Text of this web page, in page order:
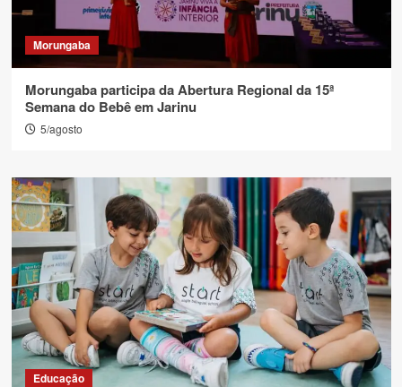
Morungaba
Morungaba participa da Abertura Regional da 15ª
Semana do Bebê em Jarinu
5/agosto
Educação